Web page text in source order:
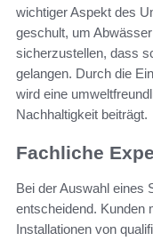
wichtiger Aspekt des
geschult, um
sicherzustellen, dass
gelangen. Durch die
wird eine
Nachhaltigkeit beiträgt.
Fachliche
Bei der Auswahl eines
entscheidend. Kunden
Installationen von